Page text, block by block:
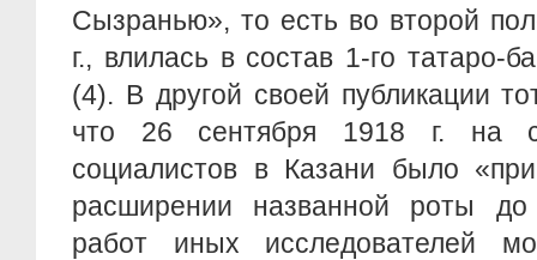
Сызранью», то есть во второй
г., влилась в состав 1-го татаро-
(4). В другой своей публикации
что 26 сентября 1918 г. на
социалистов в Казани было
расширении названной роты
работ иных исследователей